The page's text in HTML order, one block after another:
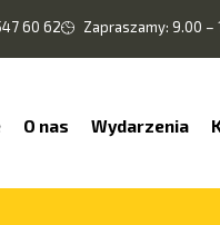
60 62 Zapraszamy: 9.00 –
O nas Wydarzenia